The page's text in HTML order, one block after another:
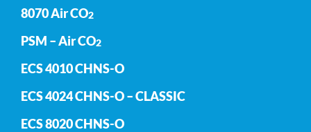
8070 Air CO2
PSM – Air CO2
ECS 4010 CHNS-O
ECS 4024 CHNS-O – CLASSIC
ECS 8020 CHNS-O